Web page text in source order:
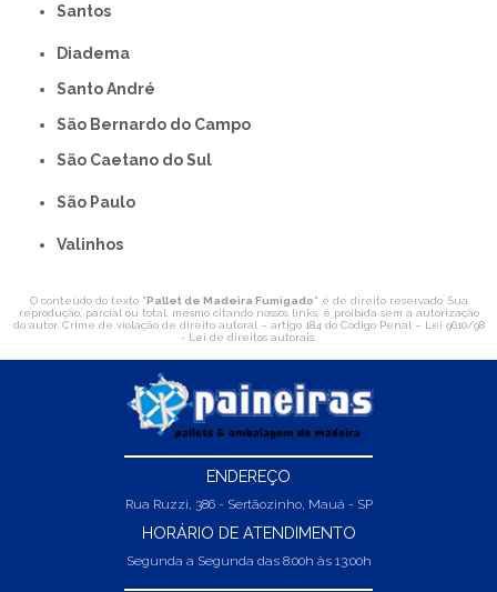
Santos
Diadema
Santo André
São Bernardo do Campo
São Caetano do Sul
São Paulo
Valinhos
O conteúdo do texto "Pallet de Madeira Fumigado" é de direito reservado. Sua
reprodução, parcial ou total, mesmo citando nossos links, é proibida sem a autorização
do autor. Crime de violação de direito autoral – artigo 184 do Código Penal – Lei 9610/98
- Lei de direitos autorais
ENDEREÇO
Rua Ruzzi, 386 - Sertãozinho, Mauá - SP
HORÁRIO DE ATENDIMENTO
Segunda a Segunda das 8:00h às 13:00h